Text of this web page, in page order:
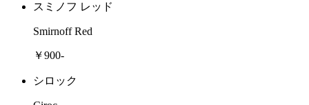
スミノフ レッド
Smirnoff Red
￥900-
シロック